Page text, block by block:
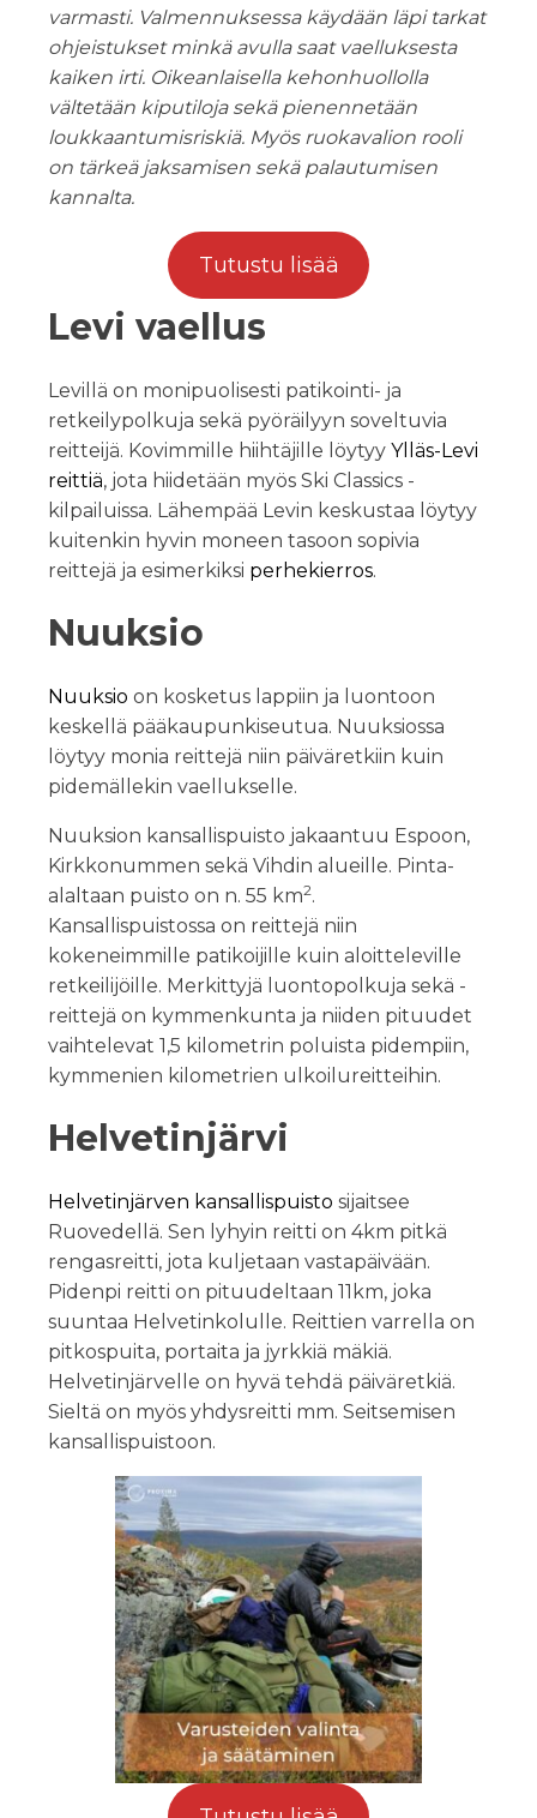
varmasti. Valmennuksessa käydään läpi tarkat
ohjeistukset minkä avulla saat vaelluksesta
kaiken irti. Oikeanlaisella kehonhuollolla
vältetään kiputiloja sekä pienennetään
loukkaantumisriskiä. Myös ruokavalion rooli
on tärkeä jaksamisen sekä palautumisen
kannalta.
Tutustu lisää
Levi vaellus
Levillä on monipuolisesti patikointi- ja
retkeilypolkuja sekä pyöräilyyn soveltuvia
reitteijä. Kovimmille hiihtäjille löytyy Ylläs-Levi
reittiä, jota hiidetään myös Ski Classics -
kilpailuissa. Lähempää Levin keskustaa löytyy
kuitenkin hyvin moneen tasoon sopivia
reittejä ja esimerkiksi perhekierros.
Nuuksio
Nuuksio on kosketus lappiin ja luontoon
keskellä pääkaupunkiseutua. Nuuksiossa
löytyy monia reittejä niin päiväretkiin kuin
pidemällekin vaellukselle.
Nuuksion kansallispuisto jakaantuu Espoon,
Kirkkonummen sekä Vihdin alueille. Pinta-
alaltaan puisto on n. 55 km2.
Kansallispuistossa on reittejä niin
kokeneimmille patikoijille kuin aloitteleville
retkeilijöille. Merkittyjä luontopolkuja sekä -
reittejä on kymmenkunta ja niiden pituudet
vaihtelevat 1,5 kilometrin poluista pidempiin,
kymmenien kilometrien ulkoilureitteihin.
Helvetinjärvi
Helvetinjärven kansallispuisto sijaitsee
Ruovedellä. Sen lyhyin reitti on 4km pitkä
rengasreitti, jota kuljetaan vastapäivään.
Pidenpi reitti on pituudeltaan 11km, joka
suuntaa Helvetinkolulle. Reittien varrella on
pitkospuita, portaita ja jyrkkiä mäkiä.
Helvetinjärvelle on hyvä tehdä päiväretkiä.
Sieltä on myös yhdysreitti mm. Seitsemisen
kansallispuistoon.